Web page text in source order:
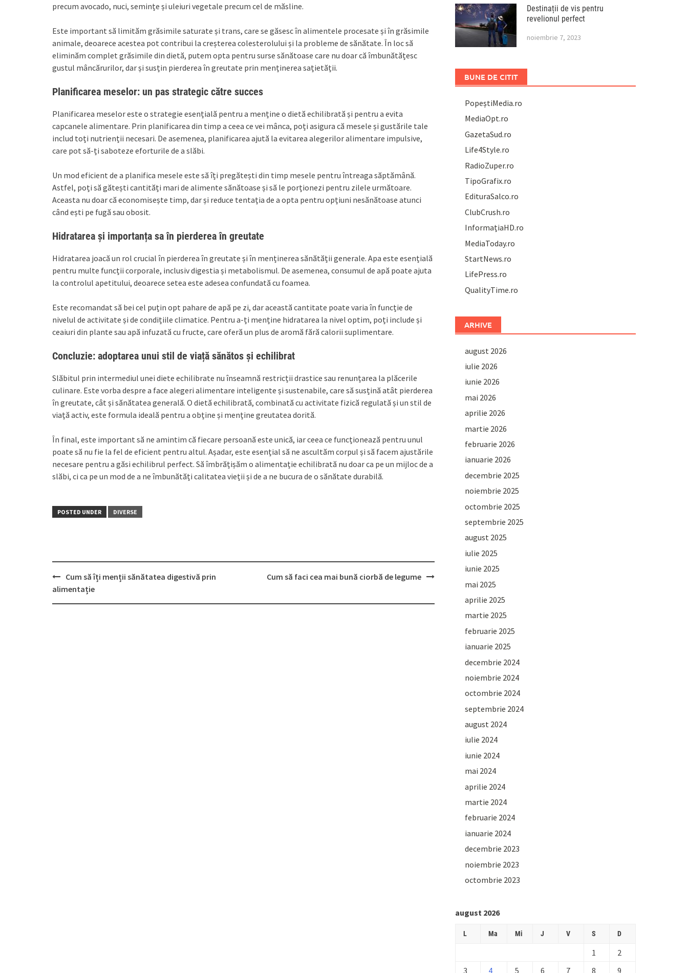
precum avocado, nuci, semințe și uleiuri vegetale precum cel de măsline.
Este important să limităm grăsimile saturate și trans, care se găsesc în alimentele procesate și în grăsimile
animale, deoarece acestea pot contribui la creșterea colesterolului și la probleme de sănătate. În loc să
eliminăm complet grăsimile din dietă, putem opta pentru surse sănătoase care nu doar că îmbunătățesc
gustul mâncărurilor, dar și susțin pierderea în greutate prin menținerea sațietății.
Planificarea meselor: un pas strategic către succes
Planificarea meselor este o strategie esențială pentru a menține o dietă echilibrată și pentru a evita
capcanele alimentare. Prin planificarea din timp a ceea ce vei mânca, poți asigura că mesele și gustările tale
includ toți nutrienții necesari. De asemenea, planificarea ajută la evitarea alegerilor alimentare impulsive,
care pot să-ți saboteze eforturile de a slăbi.
Un mod eficient de a planifica mesele este să îți pregătești din timp mesele pentru întreaga săptămână.
Astfel, poți să gătești cantități mari de alimente sănătoase și să le porționezi pentru zilele următoare.
Aceasta nu doar că economisește timp, dar și reduce tentația de a opta pentru opțiuni nesănătoase atunci
când ești pe fugă sau obosit.
Hidratarea și importanța sa în pierderea în greutate
Hidratarea joacă un rol crucial în pierderea în greutate și în menținerea sănătății generale. Apa este esențială
pentru multe funcții corporale, inclusiv digestia și metabolismul. De asemenea, consumul de apă poate ajuta
la controlul apetitului, deoarece setea este adesea confundată cu foamea.
Este recomandat să bei cel puțin opt pahare de apă pe zi, dar această cantitate poate varia în funcție de
nivelul de activitate și de condițiile climatice. Pentru a-ți menține hidratarea la nivel optim, poți include și
ceaiuri din plante sau apă infuzată cu fructe, care oferă un plus de aromă fără calorii suplimentare.
Concluzie: adoptarea unui stil de viață sănătos și echilibrat
Slăbitul prin intermediul unei diete echilibrate nu înseamnă restricții drastice sau renunțarea la plăcerile
culinare. Este vorba despre a face alegeri alimentare inteligente și sustenabile, care să susțină atât pierderea
în greutate, cât și sănătatea generală. O dietă echilibrată, combinată cu activitate fizică regulată și un stil de
viață activ, este formula ideală pentru a obține și menține greutatea dorită.
În final, este important să ne amintim că fiecare persoană este unică, iar ceea ce funcționează pentru unul
poate să nu fie la fel de eficient pentru altul. Așadar, este esențial să ne ascultăm corpul și să facem ajustările
necesare pentru a găsi echilibrul perfect. Să îmbrățișăm o alimentație echilibrată nu doar ca pe un mijloc de a
slăbi, ci ca pe un mod de a ne îmbunătăți calitatea vieții și de a ne bucura de o sănătate durabilă.
POSTED UNDER DIVERSE
Post
navigation
Cum să îți menții sănătatea digestivă prin
alimentație
Cum să faci cea mai bună ciorbă de legume
Destinații de vis pentru
revelionul perfect
noiembrie 7, 2023
BUNE DE CITIT
PopeștiMedia.ro
MediaOpt.ro
GazetaSud.ro
Life4Style.ro
RadioZuper.ro
TipoGrafix.ro
EdituraSalco.ro
ClubCrush.ro
InformațiaHD.ro
MediaToday.ro
StartNews.ro
LifePress.ro
QualityTime.ro
ARHIVE
august 2026
iulie 2026
iunie 2026
mai 2026
aprilie 2026
martie 2026
februarie 2026
ianuarie 2026
decembrie 2025
noiembrie 2025
octombrie 2025
septembrie 2025
august 2025
iulie 2025
iunie 2025
mai 2025
aprilie 2025
martie 2025
februarie 2025
ianuarie 2025
decembrie 2024
noiembrie 2024
octombrie 2024
septembrie 2024
august 2024
iulie 2024
iunie 2024
mai 2024
aprilie 2024
martie 2024
februarie 2024
ianuarie 2024
decembrie 2023
noiembrie 2023
octombrie 2023
august 2026
L Ma Mi J V S D
1
2
3
4 5 6 7 8 9